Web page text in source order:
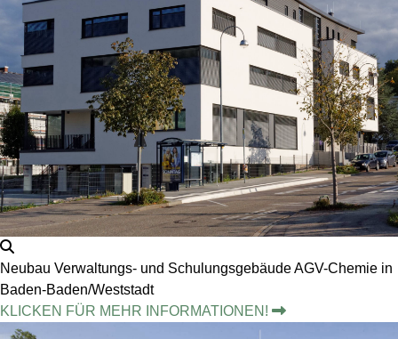
Neubau Verwaltungs- und Schulungsgebäude AGV-Chemie in
Baden-Baden/Weststadt
KLICKEN FÜR MEHR INFORMATIONEN!